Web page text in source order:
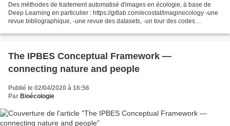
Des méthodes de traitement automatisé d'images en écologie, à base de
Deep Learning en particulier : https://gitlab.com/ecostat/imaginecology -une
revue bibliographique, -une revue des datasets, -un tour des codes
The IPBES Conceptual Framework —
connecting nature and people
Publié le 02/04/2020 à 16:56
Par Bioécologie